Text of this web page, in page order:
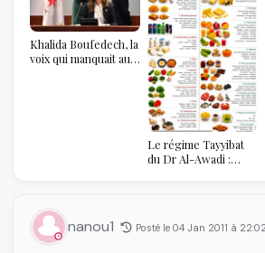
Khalida Boufedech, la
voix qui manquait au
Le régime Tayyibat
du Dr Al-Awadi :
vraiment savoir
nanou1 Posté le 04 Jan 2011 à 22:02